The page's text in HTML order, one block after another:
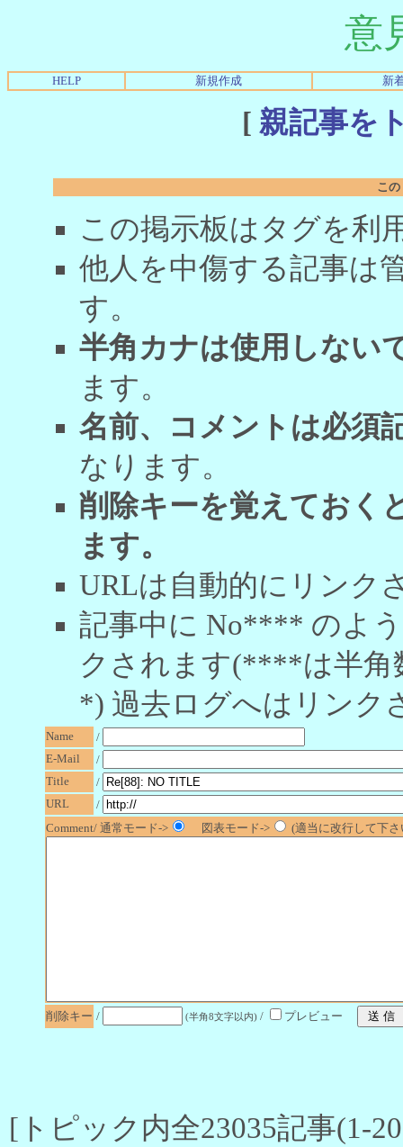
意
HELP 新規作成 新
[ 親記事を
こ
この掲示板はタグを利
他人を中傷する記事は
す。
半角カナは使用しない
ます。
名前、コメントは必須
なります。
削除キーを覚えておく
ます。
URLは自動的にリンク
記事中に No**** のよ
クされます(****は半角
*) 過去ログへはリンク
Name
/
E-Mail
/
Title
/
URL
/
Comment/ 通常モード->
図表モード-> (適当に改行して下
削除キー / (半角8文字以内) / プレビュー
[トピック内全23035記事(1-